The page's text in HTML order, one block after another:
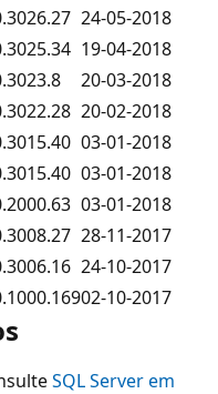
24-05-2018
19-04-2018
20-03-2018
20-02-2018
03-01-2018
03-01-2018
03-01-2018
28-11-2017
24-10-2017
02-10-2017
SQL Server em